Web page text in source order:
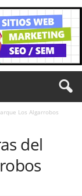
Los Algarrobos
del